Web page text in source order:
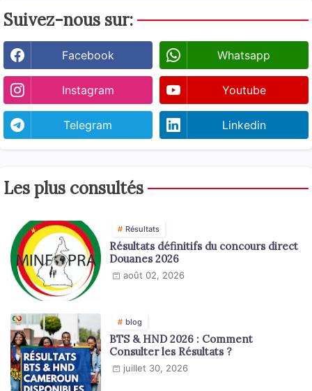
Suivez-nous sur:
Facebook Whatsapp
Instagram Youtube
Telegram Linkedin
Les plus consultés
Résultats
Résultats définitifs du concours direct
Douanes 2026
août 02, 2026
blog
BTS & HND 2026 : Comment
Consulter les Résultats ?
juillet 30, 2026